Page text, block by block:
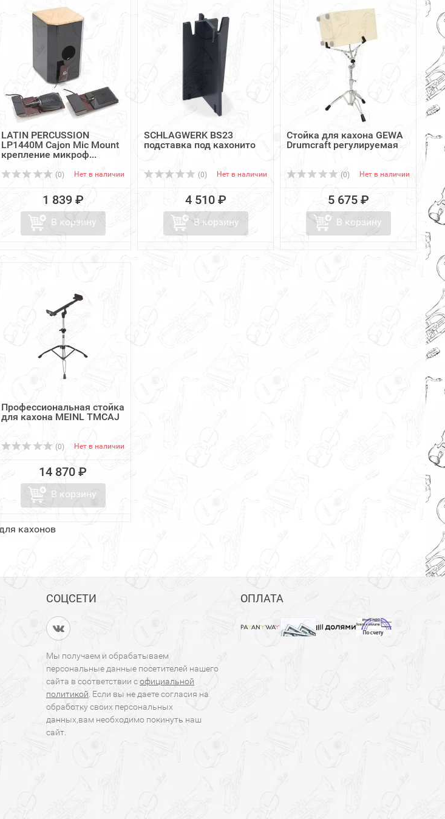
LATIN PERCUSSION
LP1440M Cajon Mic Mount
крепление микроф...
(0) Нет в наличии
1 839 ₽
В корзину
SCHLAGWERK BS23
подставка под кахонито
(0) Нет в наличии
4 510 ₽
В корзину
Стойка для кахона GEWA
Drumcraft регулируемая
(0) Нет в наличии
5 675 ₽
В корзину
Профессиональная стойка
для кахона MEINL TMCAJ
(0) Нет в наличии
14 870 ₽
В корзину
кахонов
СОЦСЕТИ
Мы получаем и обрабатываем
персональные данные посетителей нашего
сайта в соответствии софициальной
политикой . Если вы не даете согласия на
обработку своих персональных
данных,вам необходимо покинуть наш
сайт.
ОПЛАТА